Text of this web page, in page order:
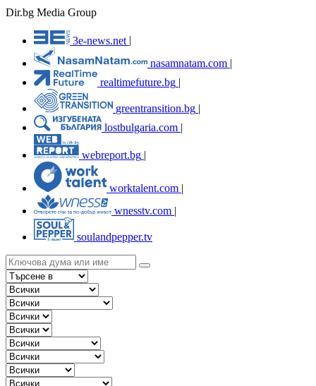
Dir.bg Media Group
3e-news.net
nasamnatam.com |
realtimefuture.bg |
greentransition.bg |
lostbulgaria.com |
webreport.bg
worktalent.com |
wnesstv.com |
soulandpepper.tv